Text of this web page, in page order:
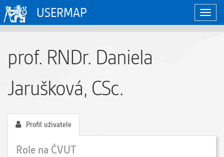
USERMAP
prof. RNDr. Daniela
Jarušková, CSc.
Profil uživatele
Role na ČVUT